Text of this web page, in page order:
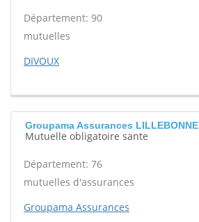
Département: 90
mutuelles
DIVOUX
Groupama Assurances LILLEBONNE
Mutuelle obligatoire sante
Département: 76
mutuelles d'assurances
Groupama Assurances